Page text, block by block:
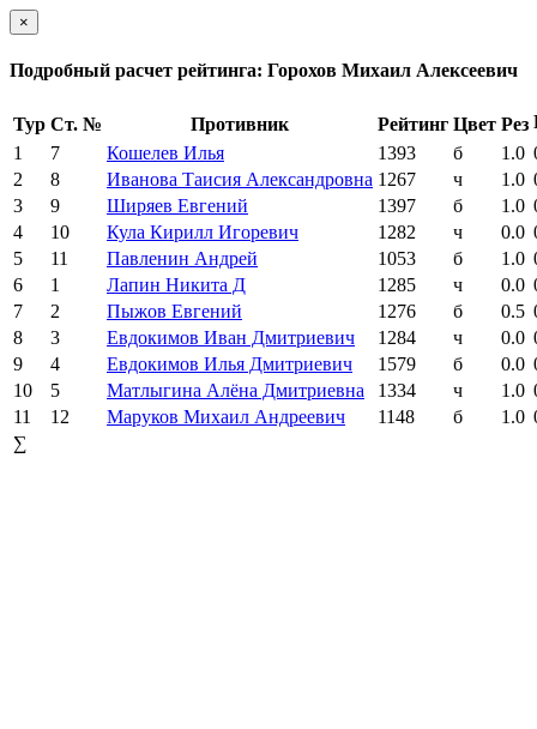
×
Подробный расчет рейтинга: Горохов Михаил Алексеевич
Тур Ст. № Противник Рейтинг Цвет Рез
1
7 Кошелев Илья 1393 б 1.0
2
8 Иванова Таисия Александровна 1267 ч 1.0
3
9 Ширяев Евгений 1397 б 1.0
4
10 Кула Кирилл Игоревич 1282 ч 0.0
5
11 Павленин Андрей 1053 б 1.0
6
1 Лапин Никита Д 1285 ч 0.0
7
2 Пыжов Евгений 1276 б 0.5
8
3 Евдокимов Иван Дмитриевич 1284 ч 0.0
9
4 Евдокимов Илья Дмитриевич 1579 б 0.0
10
5 Матлыгина Алёна Дмитриевна 1334 ч 1.0
11
12 Маруков Михаил Андреевич 1148 б 1.0
∑